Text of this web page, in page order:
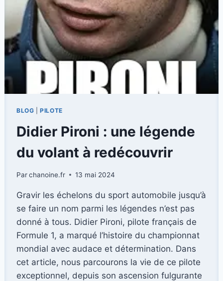
1
BLOG |PILOTE
Didier Pironi : une légende
du volant à redécouvrir
Parchanoine.fr 13 mai 2024
Gravir les échelons du sport automobile jusqu’à
se faire un nom parmi les légendes n’est pas
donné à tous. Didier Pironi, pilote français de
Formule 1, a marqué l’histoire du championnat
mondial avec audace et détermination. Dans
cet article, nous parcourons la vie de ce pilote
exceptionnel, depuis son ascension fulgurante